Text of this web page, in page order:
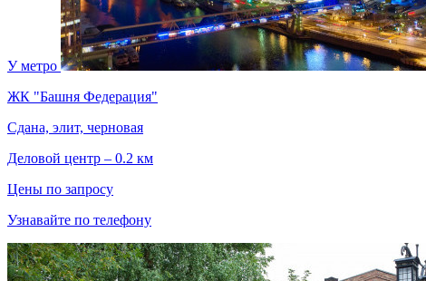
У метро
ЖК "Башня Федерация"
Сдана, элит, черновая
Деловой центр – 0.2 км
Цены по запросу
Узнавайте по телефону